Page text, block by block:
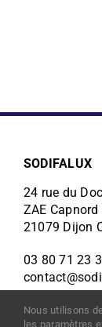
vos
SODIFALUX
24 rue du
ZAE
21079 Dijon
03 80 71 23
Nous utilisons
les paramètres